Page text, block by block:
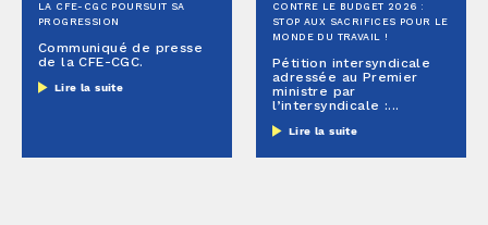
LA CFE-CGC POURSUIT SA
PROGRESSION
Communiqué de presse
de la CFE-CGC.
Lire la suite
CONTRE LE BUDGET 2026 :
STOP AUX SACRIFICES POUR LE
MONDE DU TRAVAIL !
Pétition intersyndicale
adressée au Premier
ministre par
l’intersyndicale :...
Lire la suite